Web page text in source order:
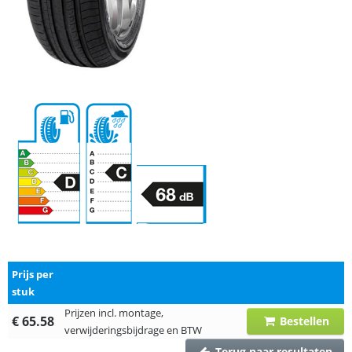
Prijs per
stuk
€ 65.58
Prijzen incl. montage,
verwijderingsbijdrage en BTW
Bestellen